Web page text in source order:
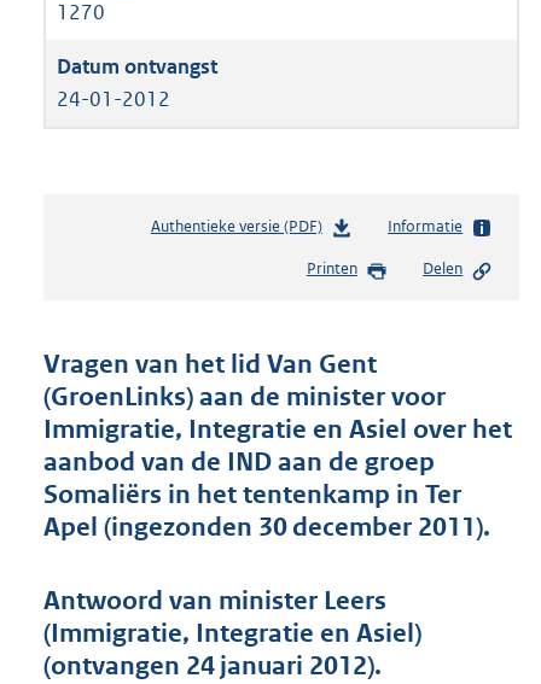
1270
24-01-2012
Authentieke versie (PDF)b
s
n
d
s
g
o
o
t
4
1
Informatie
Printen Delen
Vragen van het lid Van Gent
(GroenLinks) aan de minister voor
Immigratie, Integratie en Asiel over het
aanbod van de IND aan de groep
Somaliërs in het tentenkamp in Ter
Apel (ingezonden 30 december 2011).
Antwoord van minister Leers
(Immigratie, Integratie en Asiel)
(ontvangen 24 januari 2012).